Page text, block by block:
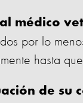
médico
por lo
hasta
de su